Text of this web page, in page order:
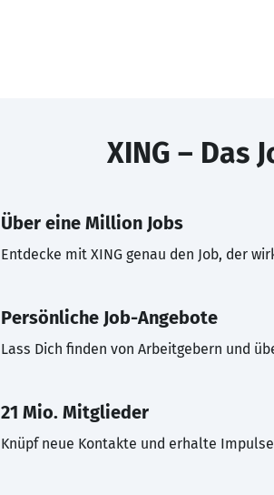
XING – Das
Über eine Million Jobs
Entdecke mit XING genau den Job, der
Persönliche Job-Angebote
Lass Dich finden von Arbeitgebern und
21 Mio. Mitglieder
Knüpf neue Kontakte und erhalte